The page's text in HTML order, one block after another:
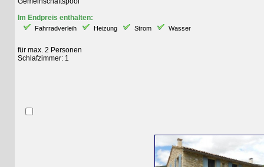
Im Endpreis enthalten:
Fahrradverleih Heizung Strom Wasser
für max. 2 Personen
Schlafzimmer: 1